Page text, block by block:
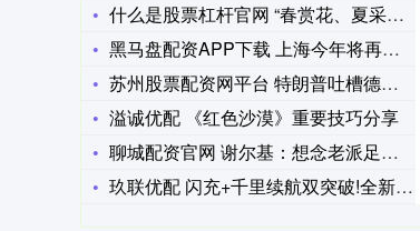
什么是股票杠杆官网 “春赏花、夏采果”农旅互促模式构建新生态
黑马盘配资APP下载 上海今年将再打通6处“绿环”断点
苏州股票配资网平台 特朗普吐槽德国、澳大利亚
溢诚优配 《红色沙漠》重要技巧分享
聊城配资官网 谢尔基：想念老派足球，足球16年后走下坡；想要
玖联优配 闪充+千里续航双突破!全新腾势Z9GT重构30万级